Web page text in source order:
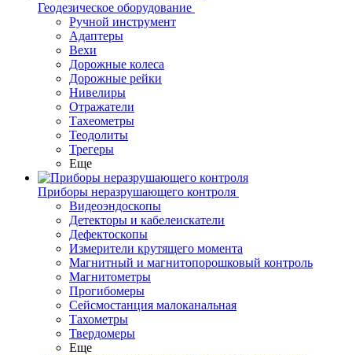
Геодезическое оборудование
Ручной инструмент
Адаптеры
Вехи
Дорожные колеса
Дорожные рейки
Нивелиры
Отражатели
Тахеометры
Теодолиты
Трегеры
Еще
Приборы неразрушающего контроля
Видеоэндоскопы
Детекторы и кабелеискатели
Дефектоскопы
Измерители крутящего момента
Магнитный и магнитопорошковый контроль
Магнитометры
Прогибомеры
Сейсмостанция малоканальная
Тахометры
Твердомеры
Еще